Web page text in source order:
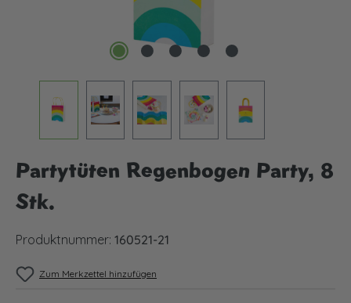
Partytüten Regenbogen Party, 8
Stk.
Produktnummer: 160521-21
Zum Merkzettel hinzufügen